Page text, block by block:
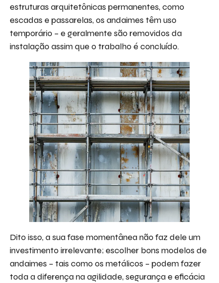
estruturas arquitetônicas permanentes, como
escadas e passarelas, os andaimes têm uso
temporário – e geralmente são removidos da
instalação assim que o trabalho é concluído.
Dito isso, a sua fase momentânea não faz dele um
investimento irrelevante; escolher bons modelos de
andaimes – tais como os metálicos – podem fazer
toda a diferença na agilidade, segurança e eficácia